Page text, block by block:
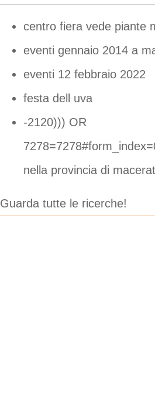
centro fiera vede piante
eventi gennaio 2014 a
eventi 12 febbraio 2022
festa dell uva
-2120))) OR
nella provincia di
Guarda tutte le ricerche!